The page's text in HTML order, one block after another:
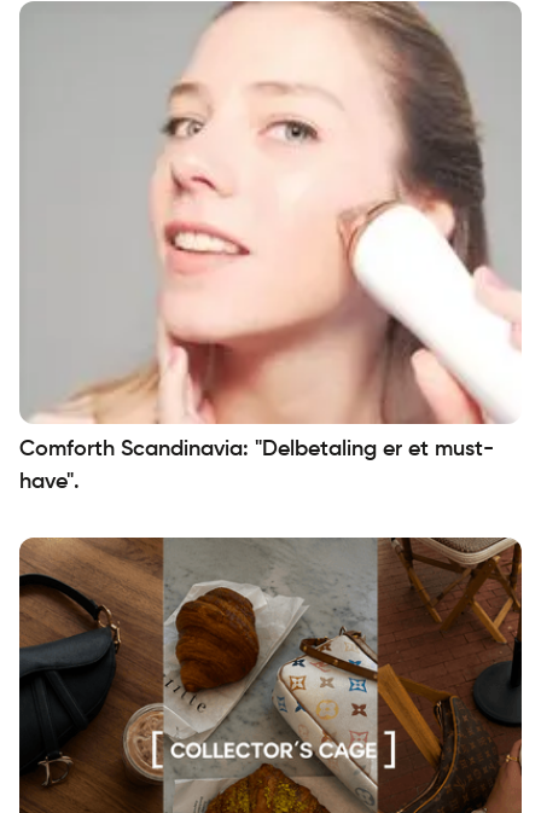
Comforth Scandinavia: "Delbetaling er et must-
have".